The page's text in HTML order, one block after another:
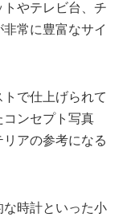
やテレビ台、チ
常に豊富なサイ
で仕上げられて
コンセプト写真
アの参考になる
時計といった小